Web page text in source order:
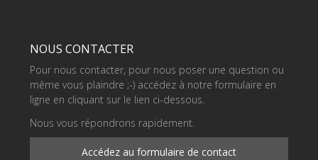
NOUS CONTACTER
Pour nous contacter, pour nous poser une question ou
même vous plaindre ;-) accédez à notre formulaire en
ligne en cliquant sur le lien ci-dessous.
Nous vous répondrons rapidement.
Accédez au formulaire de contact